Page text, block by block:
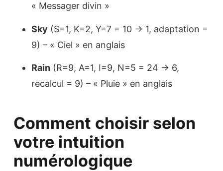
« Messager divin »
Sky (S=1, K=2, Y=7 = 10 → 1, adaptation =
9) – « Ciel » en anglais
Rain (R=9, A=1, I=9, N=5 = 24 → 6,
recalcul = 9) – « Pluie » en anglais
Comment choisir selon
votre intuition
numérologique